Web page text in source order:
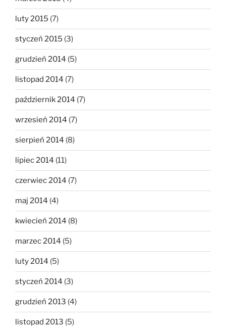
luty 2015 (7)
styczeń 2015 (3)
grudzień 2014 (5)
listopad 2014 (7)
październik 2014 (7)
wrzesień 2014 (7)
sierpień 2014 (8)
lipiec 2014 (11)
czerwiec 2014 (7)
maj 2014 (4)
kwiecień 2014 (8)
marzec 2014 (5)
luty 2014 (5)
styczeń 2014 (3)
grudzień 2013 (4)
listopad 2013 (5)